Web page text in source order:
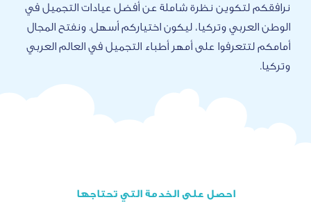
نظرة شاملة عن أفضل عيادات التجميل في
وتركيا، ليكون اختياركم أسهل. ونفتح المجال
على أمهر أطباء التجميل في العالم العربي
احصل على الخدمة التي تحتاجها